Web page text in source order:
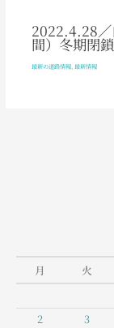
2022.4.28／
間）冬期閉
最新の道路情報, 最新情報
月
火
2
3